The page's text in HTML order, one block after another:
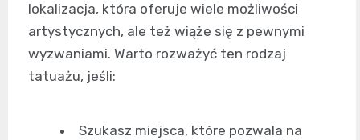
lokalizacja, która oferuje wiele możliwości
artystycznych, ale też wiąże się z pewnymi
wyzwaniami. Warto rozważyć ten rodzaj
tatuażu, jeśli:
Szukasz miejsca, które pozwala na